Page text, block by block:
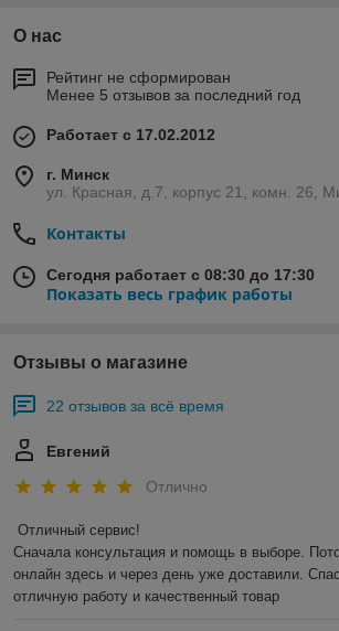
О нас
Рейтинг не сформирован
Менее 5 отзывов за последний год
Работает с 17.02.2012
г. Минск
ул. Красная, д.7, корпус 21, комн. 26,
Контакты
Сегодня работает с 08:30 до 17:30
Показать весь график работы
Отзывы о магазине
22 отзывов за всё время
Евгений
Отлично
Отличный сервис!
Сначала консультация и помощь в выборе.
онлайн здесь и через день уже доставили.
отличную работу и качественный товар